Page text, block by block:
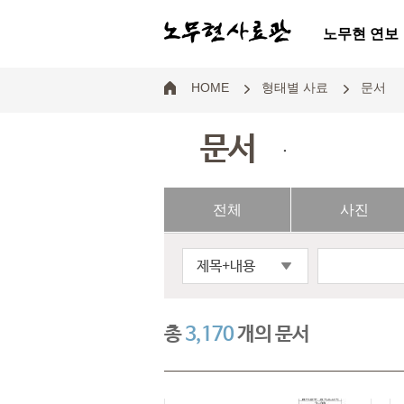
노무현 연보
HOME 형태별 사료 문서
문서 .
전체 사진
제목+내용
총3,170개의 문서